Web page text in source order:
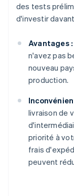
des tests
d'investir
Avantages :
n'avez pas
nouveau
production.
livraison de
priorité à
frais
peuvent